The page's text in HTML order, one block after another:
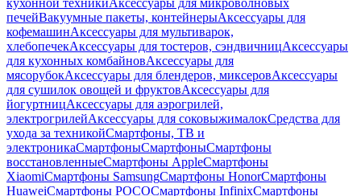
кухонной техникиАксессуары для микроволновых
печейВакуумные пакеты, контейнерыАксессуары для
кофемашинАксессуары для мультиварок,
хлебопечекАксессуары для тостеров, сэндвичницАксессуары
для кухонных комбайновАксессуары для
мясорубокАксессуары для блендеров, миксеровАксессуары
для сушилок овощей и фруктовАксессуары для
йогуртницАксессуары для аэрогрилей,
электрогрилейАксессуары для соковыжималокСредства для
ухода за техникойСмартфоны, ТВ и
электроникаСмартфоныСмартфоныСмартфоны
восстановленныеСмартфоны AppleСмартфоны
XiaomiСмартфоны SamsungСмартфоны HonorСмартфоны
HuaweiСмартфоны POCOСмартфоны InfinixСмартфоны